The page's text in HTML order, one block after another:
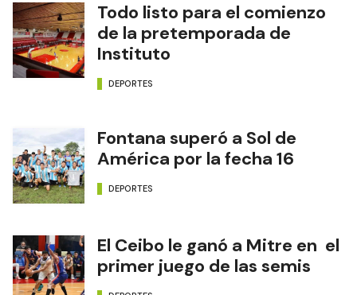
Todo listo para el comienzo
de la pretemporada de
Instituto
DEPORTES
Fontana superó a Sol de
América por la fecha 16
DEPORTES
El Ceibo le ganó a Mitre en el
primer juego de las semis